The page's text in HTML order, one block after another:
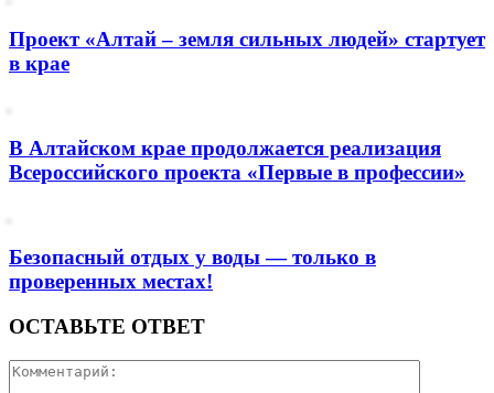
Проект «Алтай – земля сильных людей» стартует
в крае
В Алтайском крае продолжается реализация
Всероссийского проекта «Первые в профессии»
Безопасный отдых у воды — только в
проверенных местах!
ОСТАВЬТЕ ОТВЕТ